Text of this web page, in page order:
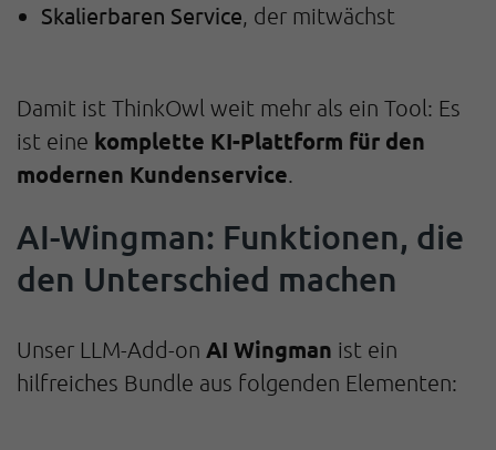
Skalierbaren Service, der mitwächst
Damit ist ThinkOwl weit mehr als ein Tool: Es
ist eine komplette KI-Plattform für den
modernen Kundenservice.
AI-Wingman: Funktionen, die
den Unterschied machen
Unser LLM-Add-on AI Wingman ist ein
hilfreiches Bundle aus folgenden Elementen: